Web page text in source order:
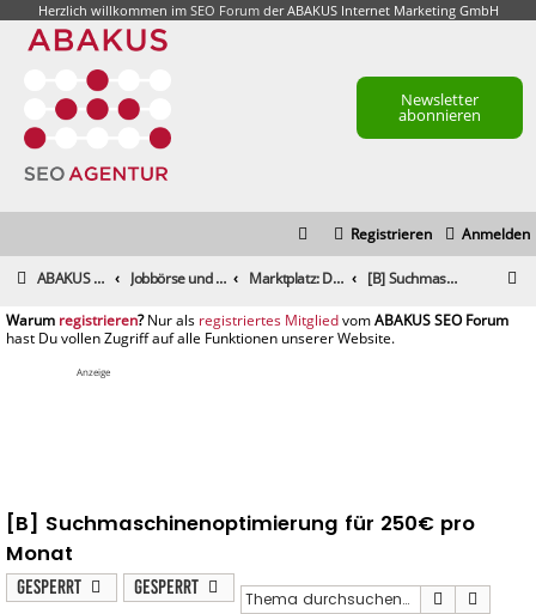
Herzlich willkommen im SEO Forumder ABAKUS Internet Marketing GmbH
Newsletter
abonnieren
Anmelden
Registrieren
ABAKUS Foren-Übersicht Jobbörse und Marktplatz Marktplatz: Dienstleistungen [B] Suchmaschinenoptimierung für 250€ pro Monat
registrieren registriertes Mitglied
Anzeige
[B] Suchmaschinenoptimierung für 250€ pro
Monat
Gesperrt Gesperrt Suche